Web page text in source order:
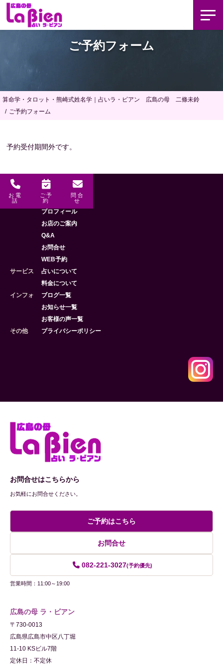
ご予約フォーム
算命学・タロット・熊崎式姓名学｜占いラ・ビアン 広島の母 二條未鈴
ご予約フォーム
予約受付期間外です。
お電
話
ご予
約
問合
せ
メニュー
HOME
プロフィール
お店のご案内
Q&A
お問合せ
WEB予約
サービス
占いについて
料金について
インフォ
ブログ一覧
お知らせ一覧
お客様の声一覧
その他
プライバシーポリシー
お問合せはこちらから
お気軽にお問合せください。
ご予約はこちら
お問合せ
082-221-3027(予約優先)
営業時間：11:00～19:00
広島の母 ラ・ビアン
〒730-0013
広島県広島市中区八丁堀
11-10 KSビル7階
定休日：不定休